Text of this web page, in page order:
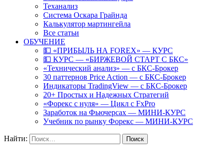
Теханализ
Система Оскара Грайнда
Калькулятор мартингейла
Все статьи
ОБУЧЕНИЕ
💵 «ПРИБЫЛЬ НА FOREX» — КУРС
💵 КУРС — «БИРЖЕВОЙ СТАРТ С БКС»
«Технический анализ» — с БКС-Брокер
30 паттернов Price Action — с БКС-Брокер
Индикаторы TradingView — с БКС-Брокер
20+ Простых и Надежных Стратегий
«Форекс с нуля» — Цикл с FxPro
Заработок на Фьючерсах — МИНИ-КУРС
Учебник по рынку Форекс — МИНИ-КУРС
Найти: